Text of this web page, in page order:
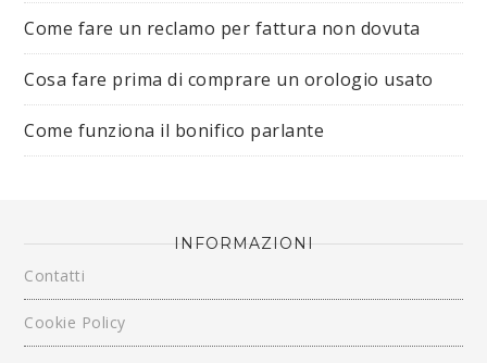
Come fare un reclamo per fattura non dovuta
Cosa fare prima di comprare un orologio usato
Come funziona il bonifico parlante
INFORMAZIONI
Contatti
Cookie Policy